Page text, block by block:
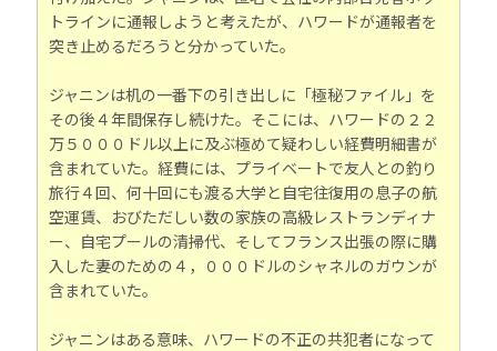
トラインに通報しようと考えたが、ハワードが通報者を
突き止めるだろうと分かっていた。
ジャニンは机の一番下の引き出しに「極秘ファイル」を
その後４年間保存し続けた。そこには、ハワードの２２
万５０００ドル以上に及ぶ極めて疑わしい経費明細書が
含まれていた。経費には、プライベートで友人との釣り
旅行４回、何十回にも渡る大学と自宅往復用の息子の航
空運賃、おびただしい数の家族の高級レストランディナ
ー、自宅プールの清掃代、そしてフランス出張の際に購
入した妻のための４，０００ドルのシャネルのガウンが
含まれていた。
ジャニンはある意味、ハワードの不正の共犯者になって